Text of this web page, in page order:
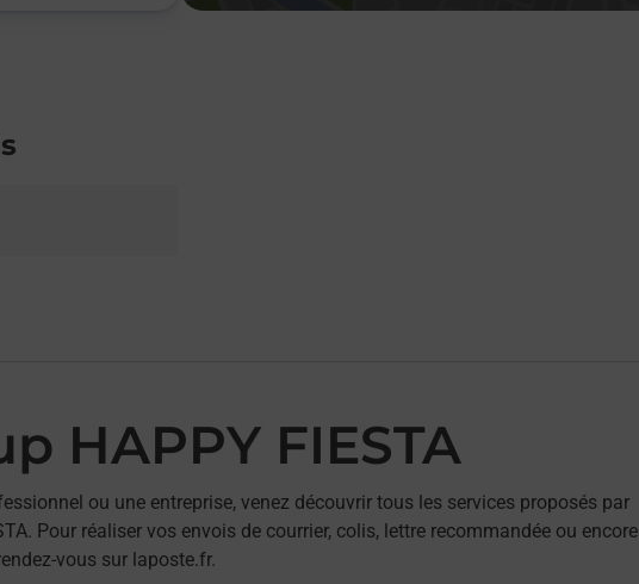
HAPPY FIESTA
ou une entreprise, venez découvrir tous les services proposés par
Pour réaliser vos envois de courrier, colis, lettre recommandée ou encore
vous sur laposte.fr.